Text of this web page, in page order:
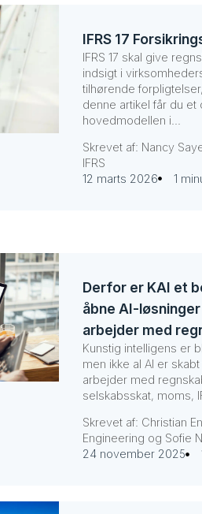
IFRS 17
IFRS 17 skal give
indsigt i
tilhørende
denne artikel får du et
hovedmodellen i...
Skrevet af: Nancy
IFRS
12 marts 2026
1
Derfor er KAI et
åbne AI-
arbejder med
Kunstig intelligens er
men ikke al AI er
arbejder med
selskabsskat, moms,
Skrevet af: Christian
Engineering og Sofie
24 november 2025